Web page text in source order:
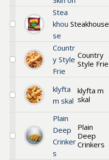
14/14
on
Välj
fries
Stea
khou
se
Steakhouse
Välj
Style
11
Countr
y Style
Frie
Country
Style Frie
Välj
Wedges
skal
klyfta
m skal
klyfta m
skal
Välj
Plain
Deep
Crinker
s
Plain
Deep
Crinkers